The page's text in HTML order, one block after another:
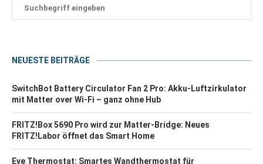
NEUESTE BEITRÄGE
SwitchBot Battery Circulator Fan 2 Pro: Akku-Luftzirkulator
mit Matter over Wi-Fi – ganz ohne Hub
FRITZ!Box 5690 Pro wird zur Matter-Bridge: Neues
FRITZ!Labor öffnet das Smart Home
Eve Thermostat: Smartes Wandthermostat für